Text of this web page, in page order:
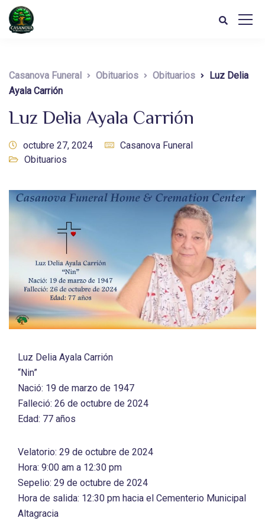
Casanova Funeral Obituarios Obituarios
Luz Delia
Ayala Carrión
Luz Delia Ayala Carrión
octubre 27, 2024
Casanova Funeral
Obituarios
Luz Delia Ayala Carrión
“Nin”
Nació: 19 de marzo de 1947
Falleció: 26 de octubre de 2024
Edad: 77 años
Velatorio: 29 de octubre de 2024
Hora: 9:00 am a 12:30 pm
Sepelio: 29 de octubre de 2024
Hora de salida: 12:30 pm hacia el Cementerio Municipal
Altagracia